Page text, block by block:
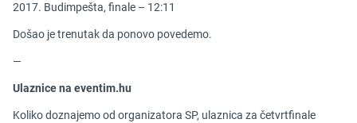
2017. Budimpešta, finale – 12:11
Došao je trenutak da ponovo povedemo.
—
Ulaznice na eventim.hu
Koliko doznajemo od organizatora SP, ulaznica za četvrtfinale